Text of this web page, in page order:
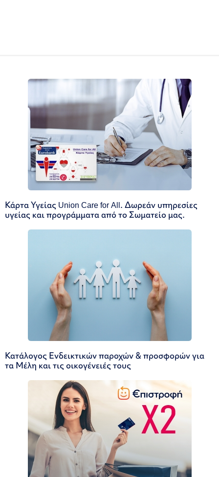
Κάρτα Υγείας Union Care for All. Δωρεάν υπηρεσίες
υγείας και προγράμματα από το Σωματείο μας.
Κατάλογος Ενδεικτικών παροχών & προσφορών για
τα Μέλη και τις οικογένειές τους